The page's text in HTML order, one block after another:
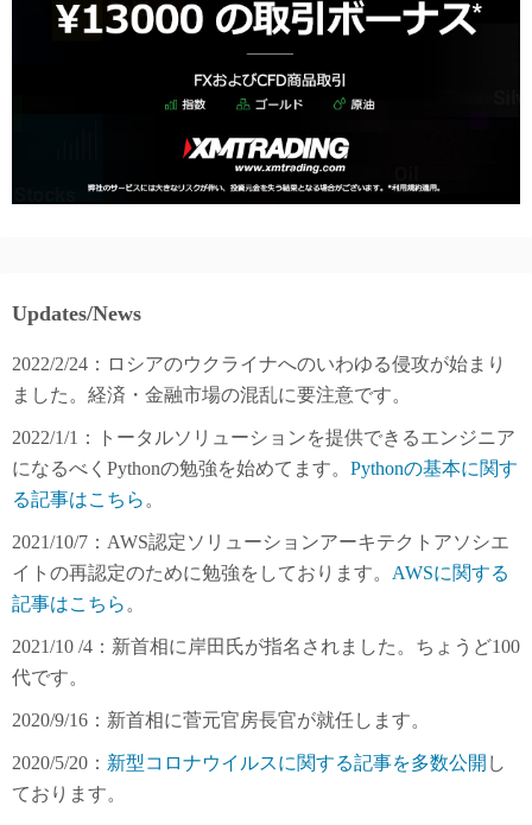
Updates/News
2022/2/24：ロシアのウクライナへのいわゆる侵攻が始まり
ました。経済・金融市場の混乱に要注意です。
2022/1/1：トータルソリューションを提供できるエンジニア
になるべくPythonの勉強を始めてます。 Pythonの基本に関す
る記事はこちら 。
2021/10/7：AWS認定ソリューションアーキテクトアソシエ
イトの再認定のために勉強をしております。 AWSに関する
記事はこちら 。
2021/10 /4：新首相に岸田氏が指名されました。ちょうど100
代です。
2020/9/16：新首相に菅元官房長官が就任します。
2020/5/20： 新型コロナウイルスに関する記事を多数公開 し
ております。